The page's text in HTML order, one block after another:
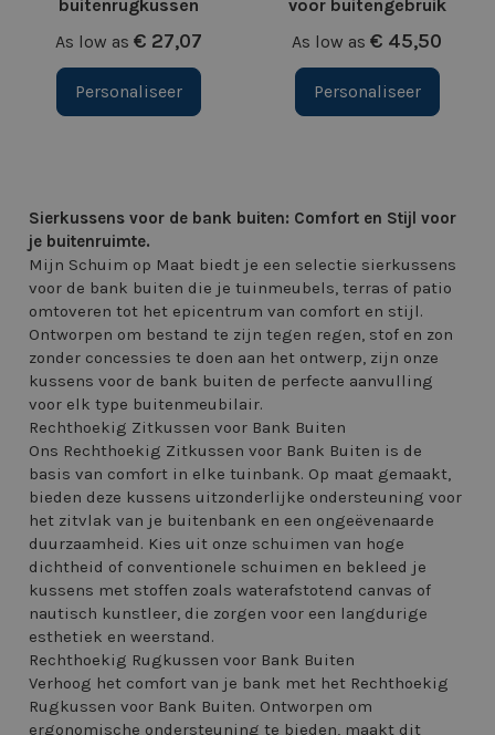
buitenrugkussen
As low as € 27,07
Personaliseer
voor buitengebruik
As low as € 45,50
Personaliseer
Sierkussens voor de bank buiten: Comfort en Stijl voor
je buitenruimte.
Mijn Schuim op Maat biedt je een selectie sierkussens
voor de bank buiten die je tuinmeubels, terras of patio
omtoveren tot het epicentrum van comfort en stijl.
Ontworpen om bestand te zijn tegen regen, stof en zon
zonder concessies te doen aan het ontwerp, zijn onze
kussens voor de bank buiten de perfecte aanvulling
voor elk type buitenmeubilair.
Rechthoekig Zitkussen voor Bank Buiten
Ons Rechthoekig Zitkussen voor Bank Buiten is de
basis van comfort in elke tuinbank. Op maat gemaakt,
bieden deze kussens uitzonderlijke ondersteuning voor
het zitvlak van je buitenbank en een ongeëvenaarde
duurzaamheid. Kies uit onze schuimen van hoge
dichtheid of conventionele schuimen en bekleed je
kussens met stoffen zoals waterafstotend canvas of
nautisch kunstleer, die zorgen voor een langdurige
esthetiek en weerstand.
Rechthoekig Rugkussen voor Bank Buiten
Verhoog het comfort van je bank met het Rechthoekig
Rugkussen voor Bank Buiten. Ontworpen om
ergonomische ondersteuning te bieden, maakt dit